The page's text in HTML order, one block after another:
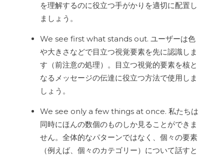
を理解するのに役立つ手がかりを適切に配置し
ましょう。
We see first what stands out. ユーザーは色
や大きさなどで目立つ視覚要素を先に認識しま
す（前注意の処理）。目立つ視覚的要素を核と
なるメッセージの伝達に役立つ方法で使用しま
しょう。
We see only a few things at once. 私たちは
同時にほんの数個のものしか見ることができま
せん。全体的なパターンではなく、個々の要素
（例えば、個々のカテゴリー）について話すと